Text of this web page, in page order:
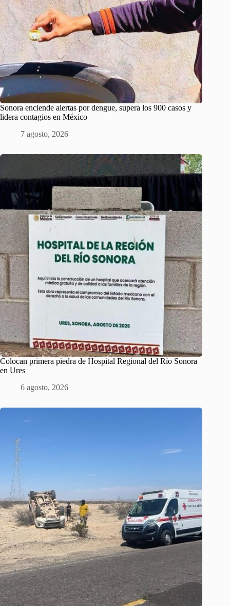
Sonora enciende alertas por dengue, supera los 900 casos y
lidera contagios en México
7 agosto, 2026
Colocan primera piedra de Hospital Regional del Río Sonora
en Ures
6 agosto, 2026